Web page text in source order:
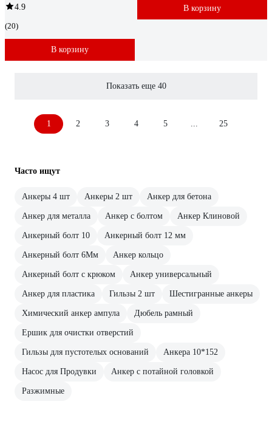
4.9
(20)
В корзину
В корзину
Показать еще 40
1 2 3 4 5 25
Часто ищут
Анкеры 4 шт Анкеры 2 шт Анкер для бетона
Анкер для металла Анкер с болтом Анкер Клиновой
Анкерный болт 10 Анкерный болт 12 мм
Анкерный болт 6Мм Анкер кольцо
Анкерный болт с крюком Анкер универсальный
Анкер для пластика Гильзы 2 шт Шестигранные анкеры
Химический анкер ампула Дюбель рамный
Ершик для очистки отверстий
Гильзы для пустотелых оснований Анкера 10*152
Насос для Продувки Анкер с потайной головкой
Разжимные